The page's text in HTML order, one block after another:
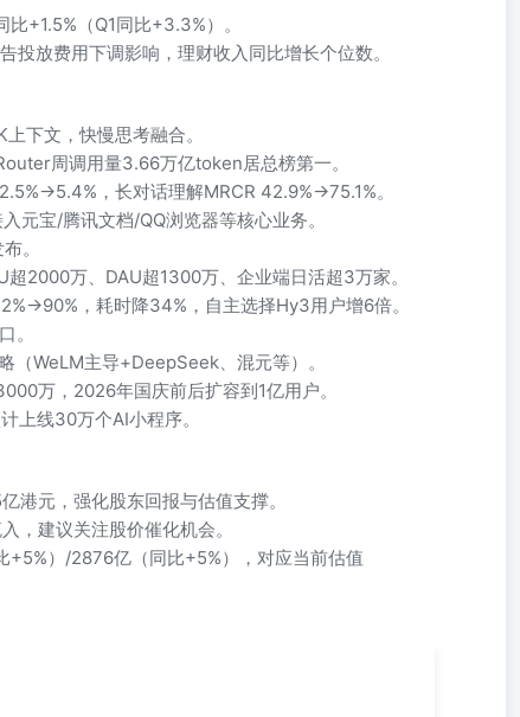
+1.5%（Q1同比+3.3%）。
放费用下调影响，理财收入同比增长个位数。
下文，快慢思考融合。
周调用量3.66万亿token居总榜第一。
，长对话理解MRCR 42.9%→75.1%。
元宝/腾讯文档/QQ浏览器等核心业务。
。
2000万、DAU超1300万、企业端日活超3万家。
，耗时降34%，自主选择Hy3用户增6倍。
。
（WeLM主导+DeepSeek、混元等）。
万，2026年国庆前后扩容到1亿用户。
上线30万个AI小程序。
港元，强化股东回报与估值支撑。
，建议关注股价催化机会。
）/2876亿（同比+5%），对应当前估值